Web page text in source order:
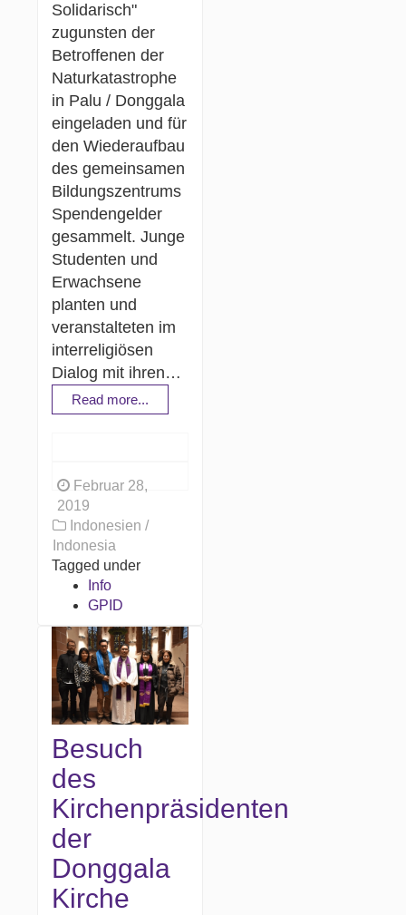
Solidarisch"
zugunsten der
Betroffenen der
Naturkatastrophe
in Palu / Donggala
eingeladen und für
den Wiederaufbau
des gemeinsamen
Bildungszentrums
Spendengelder
gesammelt. Junge
Studenten und
Erwachsene
planten und
veranstalteten im
interreligiösen
Dialog mit ihren…
Read more...
Februar 28,
2019
Indonesien /
Indonesia
Tagged under
Info
GPID
Besuch
des
Kirchenpräsidenten
der
Donggala
Kirche